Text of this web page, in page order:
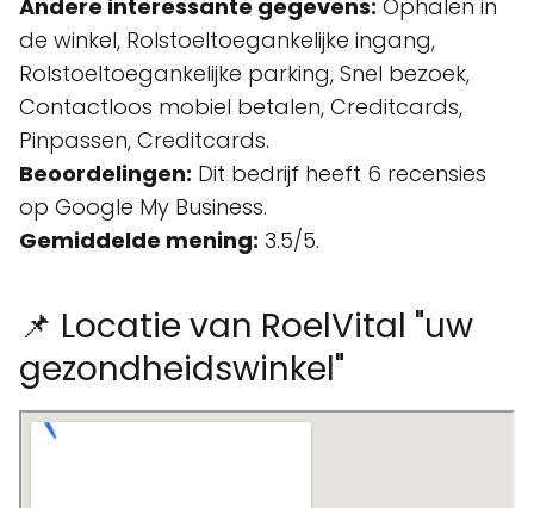
Andere interessante gegevens: Ophalen in
de winkel, Rolstoeltoegankelijke ingang,
Rolstoeltoegankelijke parking, Snel bezoek,
Contactloos mobiel betalen, Creditcards,
Pinpassen, Creditcards.
Beoordelingen: Dit bedrijf heeft 6 recensies
op Google My Business.
Gemiddelde mening: 3.5/5.
📌 Locatie van RoelVital "uw
gezondheidswinkel"